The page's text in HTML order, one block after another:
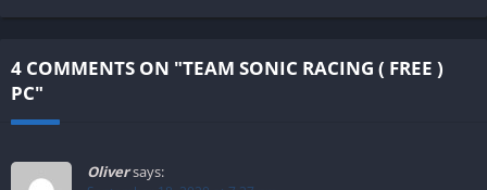
4 COMMENTS ON "TEAM SONIC RACING ( FREE )
PC"
Oliversays: